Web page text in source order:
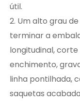
útil.
2. Um alto grau
terminar a
longitudinal,
enchimento,
linha pontilhada,
saquetas